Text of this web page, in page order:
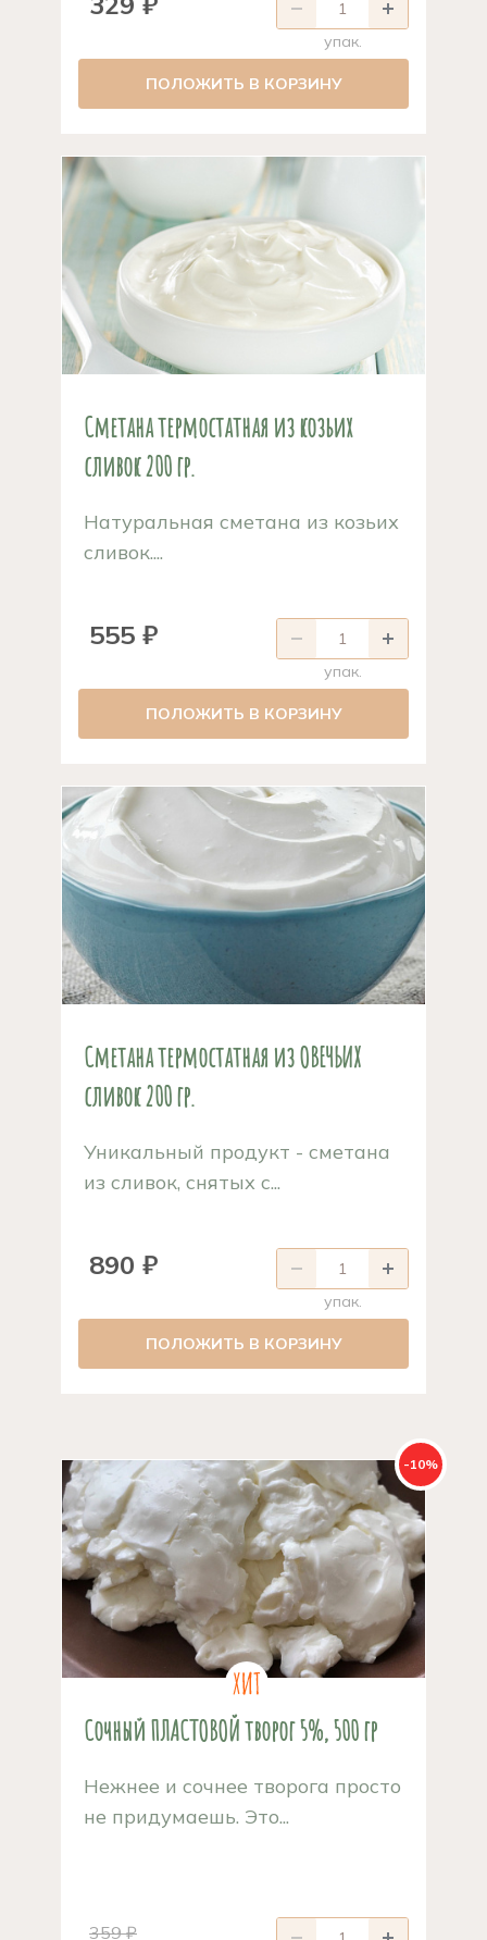
упак.
ПОЛОЖИТЬ В КОРЗИНУ
Сметана термостатная из козьих
сливок 200 гр.
Натуральная сметана из козьих
сливок....
555 ₽
упак.
ПОЛОЖИТЬ В КОРЗИНУ
Сметана термостатная из ОВЕЧЬИХ
сливок 200 гр.
Уникальный продукт - сметана
из сливок, снятых с...
890 ₽
упак.
ПОЛОЖИТЬ В КОРЗИНУ
-10%
Сочный ПЛАСТОВОЙ творог 5%, 500 гр
Нежнее и сочнее творога просто
не придумаешь. Это...
359 ₽